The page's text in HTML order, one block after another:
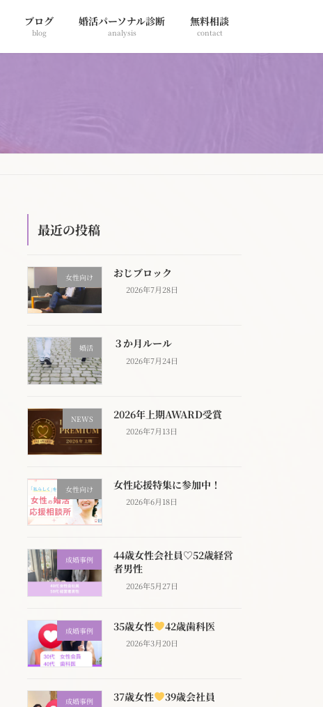
ブログ
blog
婚活パーソナル診断
analysis
無料相談
contact
最近の投稿
女性向け おじブロック
2026年7月28日
婚活 ３か月ルール
2026年7月24日
NEWS 2026年上期AWARD受賞
2026年7月13日
女性向け 女性応援特集に参加中！
2026年6月18日
成婚事例
44歳女性会社員♡52歳経営
者男性
2026年5月27日
成婚事例 35歳女性 42歳歯科医
2026年3月20日
成婚事例 37歳女性 39歳会社員